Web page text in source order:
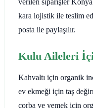
kara lojistik ile teslim
posta ile paylaşılır.
Kulu Aileleri
Kahvaltı için organik
ev ekmeği için taş
çorba ve yemek için